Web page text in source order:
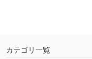
カテゴリ一覧